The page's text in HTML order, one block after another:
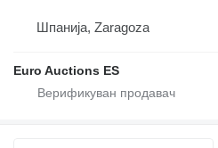
Шпанија, Zaragoza
Euro Auctions ES